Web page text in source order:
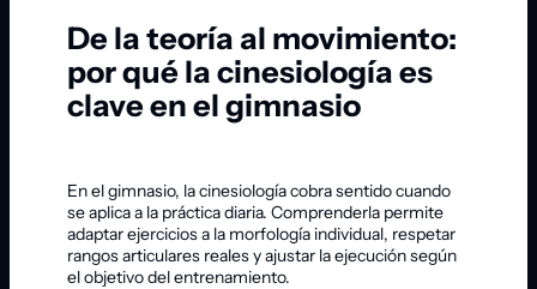
De la teoría al movimiento:
por qué la cinesiología es
clave en el gimnasio
En el gimnasio, la cinesiología cobra sentido cuando
se aplica a la práctica diaria. Comprenderla permite
adaptar ejercicios a la morfología individual, respetar
rangos articulares reales y ajustar la ejecución según
el objetivo del entrenamiento.